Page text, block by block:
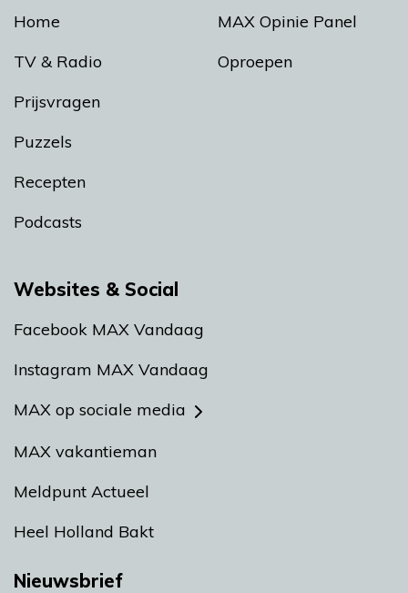
Home
TV & Radio
Prijsvragen
Puzzels
Recepten
Podcasts
MAX Opinie Panel
Oproepen
Websites & Social
Facebook MAX Vandaag
Instagram MAX Vandaag
MAX op sociale media
MAX vakantieman
Meldpunt Actueel
Heel Holland Bakt
Nieuwsbrief